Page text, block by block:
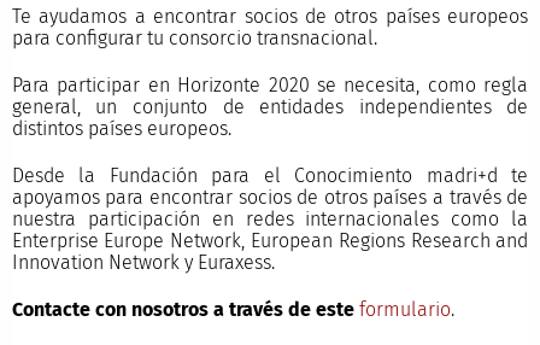
Te ayudamos a encontrar socios de otros países europeos
para configurar tu consorcio transnacional.
Para participar en Horizonte 2020 se necesita, como regla
general, un conjunto de entidades independientes de
distintos países europeos.
Desde la Fundación para el Conocimiento madri+d te
apoyamos para encontrar socios de otros países a través de
nuestra participación en redes internacionales como la
Enterprise Europe Network, European Regions Research and
Innovation Network y Euraxess.
Contacte con nosotros a través de este formulario.